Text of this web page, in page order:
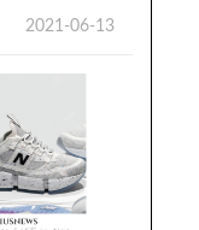
2021-06-13